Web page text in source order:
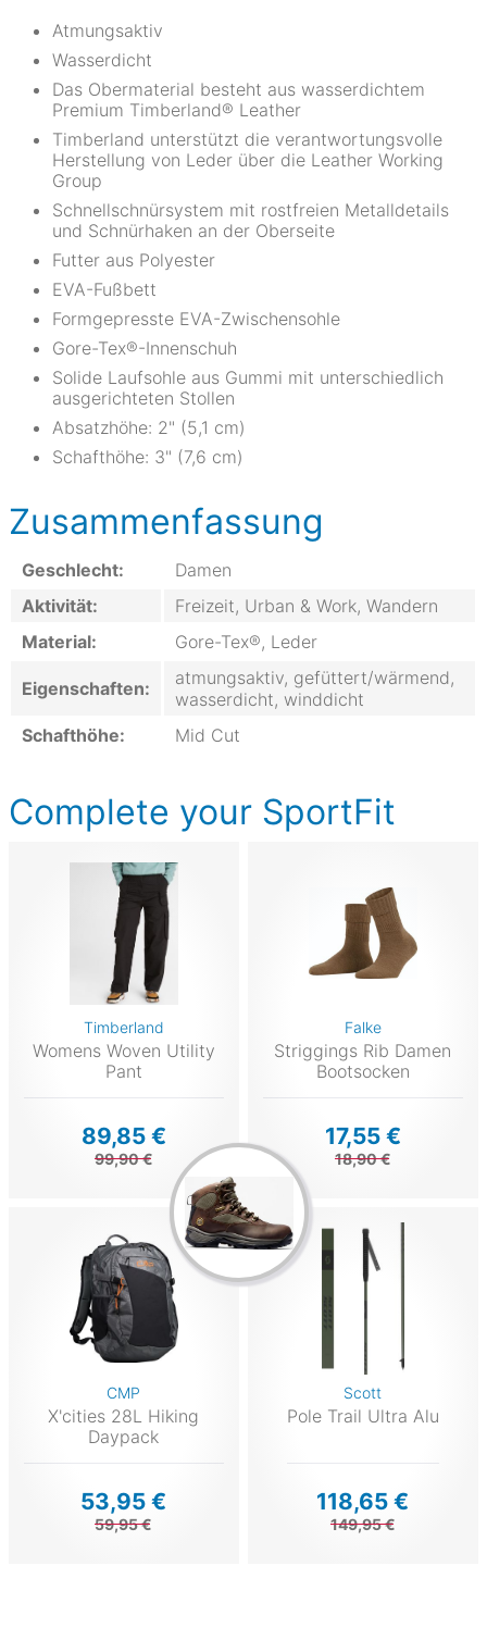
Atmungsaktiv
Wasserdicht
Das Obermaterial besteht aus wasserdichtem
Premium Timberland® Leather
Timberland unterstützt die verantwortungsvolle
Herstellung von Leder über die Leather Working
Group
Schnellschnürsystem mit rostfreien Metalldetails
und Schnürhaken an der Oberseite
Futter aus Polyester
EVA-Fußbett
Formgepresste EVA-Zwischensohle
Gore-Tex®-Innenschuh
Solide Laufsohle aus Gummi mit unterschiedlich
ausgerichteten Stollen
Absatzhöhe: 2" (5,1 cm)
Schafthöhe: 3" (7,6 cm)
Zusammenfassung
Geschlecht:
Damen
Aktivität:
Freizeit, Urban & Work, Wandern
Material:
Gore-Tex®, Leder
Eigenschaften:
atmungsaktiv, gefüttert/wärmend,
wasserdicht, winddicht
Schafthöhe:
Mid Cut
Complete your SportFit
Timberland
Womens Woven Utility
Pant
89,85 €
99,90 €
Falke
Striggings Rib Damen
Bootsocken
17,55 €
18,90 €
CMP
X'cities 28L Hiking
Daypack
53,95 €
59,95 €
Scott
Pole Trail Ultra Alu
118,65 €
149,95 €